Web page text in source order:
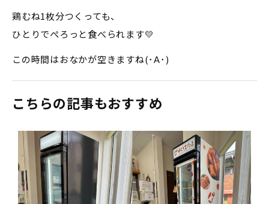
鶏むね1枚分つくっても、
ひとりでぺろっと食べられます💛
この時間はおなかが空きますね(･Α･)
こちらの記事もおすすめ